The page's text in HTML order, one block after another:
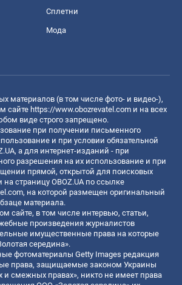
Сплетни
Мода
материалов (в том числе фото- и видео-),
сайте https://www.obozrevatel.com и на всех
виде строго запрещено.
при получении письменного
и при условии обязательной
а для интернет-изданий - при
разрешения на их использование и при
прямой, открытой для поисковых
страницу OBOZ.UA по ссылке
, на которой размещен оригинальный
материала.
сайте, в том числе интервью, статьи,
произведения журналистов
имущественные права на которые
середина».
фотоматериалы Getty Images редакция
права, защищаемые законом Украины
и смежных правах», никто не имеет права